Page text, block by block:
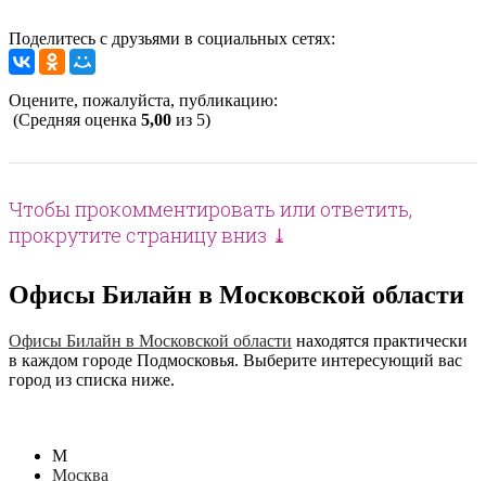
Поделитесь с друзьями в социальных сетях:
Оцените, пожалуйста, публикацию:
(Средняя оценка 5,00 из 5)
Чтобы прокомментировать или ответить,
прокрутите страницу вниз ⤓
Офисы Билайн в Московской области
Офисы Билайн в Московской области находятся практически
в каждом городе Подмосковья. Выберите интересующий вас
город из списка ниже.
М
Москва